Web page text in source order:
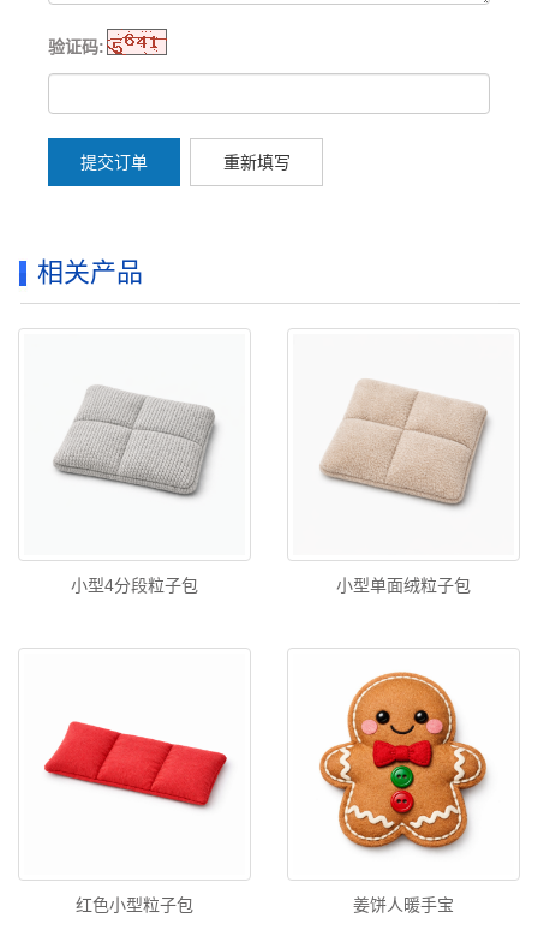
验证码:
提交订单 重新填写
相关产品
小型4分段粒子包 小型单面绒粒子包
红色小型粒子包 姜饼人暖手宝